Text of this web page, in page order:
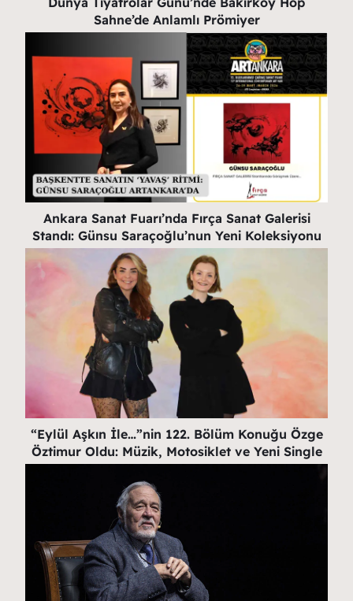
Sahne’de Anlamlı Prömiyer
Ankara Sanat Fuarı’nda Fırça Sanat Galerisi
Standı: Günsu Saraçoğlu’nun Yeni Koleksiyonu
“Eylül Aşkın İle…”nin 122. Bölüm Konuğu Özge
Öztimur Oldu: Müzik, Motosiklet ve Yeni Single